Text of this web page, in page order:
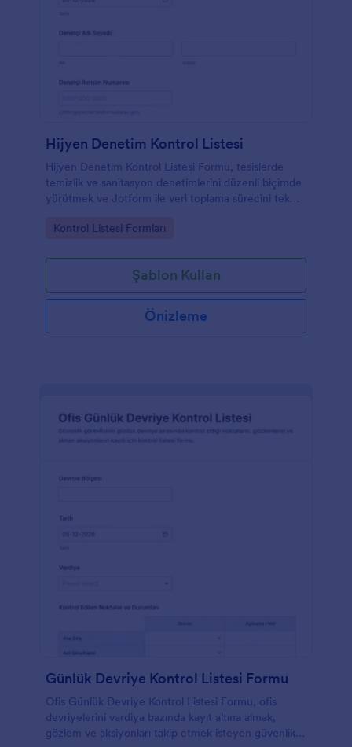
Hijyen Denetim Kontrol Listesi
Hijyen Denetim Kontrol Listesi Formu, tesislerde
temizlik ve sanitasyon denetimlerini düzenli biçimde
yürütmek ve Jotform ile veri toplama sürecini tek
Go to Category:
Kontrol Listesi Formları
Şablon Kullan
Önizleme
Günlük Devriye Kontrol Listesi Formu
Ofis Günlük Devriye Kontrol Listesi Formu, ofis
devriyelerini vardiya bazında kayıt altına almak,
gözlem ve aksiyonları takip etmek isteyen güvenlik